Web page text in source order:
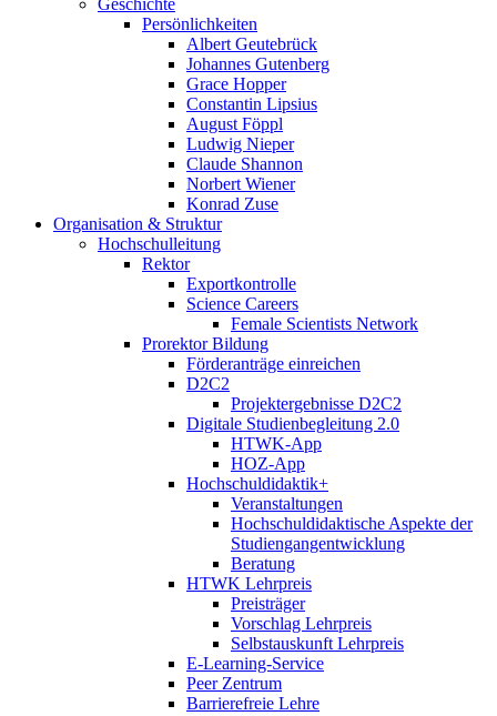
Persönlichkeiten
Albert Geutebrück
Johannes Gutenberg
Grace Hopper
Constantin Lipsius
August Föppl
Ludwig Nieper
Claude Shannon
Norbert Wiener
Konrad Zuse
Organisation & Struktur
Hochschulleitung
Rektor
Exportkontrolle
Science Careers
Female Scientists Network
Prorektor Bildung
Förderanträge einreichen
D2C2
Projektergebnisse D2C2
Digitale Studienbegleitung 2.0
HTWK-App
HOZ-App
Hochschuldidaktik+
Veranstaltungen
Hochschuldidaktische Aspekte der
Studiengangentwicklung
Beratung
HTWK Lehrpreis
Preisträger
Vorschlag Lehrpreis
Selbstauskunft Lehrpreis
E-Learning-Service
Peer Zentrum
Barrierefreie Lehre